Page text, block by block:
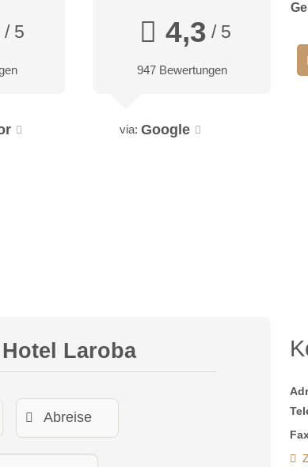
/ 5 4,3 / 5
947 Bewertungen
via: Google
Hotel Laroba